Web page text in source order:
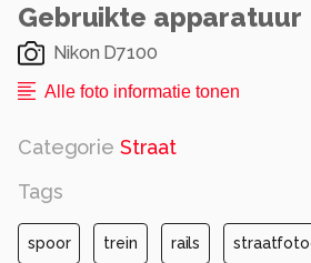
Gebruikte apparatuur
Nikon D7100
Alle foto informatie tonen
Categorie Straat
Tags
spoor trein rails